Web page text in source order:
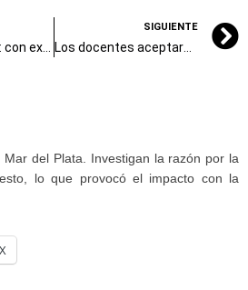
SIGUIENTE
Los docentes aceptaron la propuesta de la Provincia: 7% de aumento en dos tramos
del Plata. Investigan la razón por la
lo que provocó el impacto con la
X